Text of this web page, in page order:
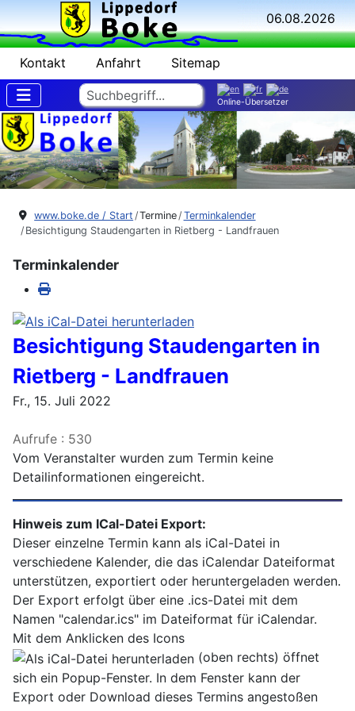
Suchen
Online-Übersetzer
Kontakt Anfahrt Sitemap
06.08.2026
www.boke.de / Start Termine Terminkalender
Besichtigung Staudengarten in Rietberg - Landfrauen
Terminkalender
Besichtigung Staudengarten in
Rietberg - Landfrauen
Fr., 15. Juli 2022
Aufrufe : 530
Vom Veranstalter wurden zum Termin keine
Detailinformationen eingereicht.
Hinweis zum ICal-Datei Export:
Dieser einzelne Termin kann als iCal-Datei in
verschiedene Kalender, die das iCalendar Dateiformat
unterstützen, exportiert oder heruntergeladen werden.
Der Export erfolgt über eine .ics-Datei mit dem
Namen "calendar.ics" im Dateiformat für iCalendar.
Mit dem Anklicken des Icons
(oben rechts) öffnet
sich ein Popup-Fenster. In dem Fenster kann der
Export oder Download dieses Termins angestoßen